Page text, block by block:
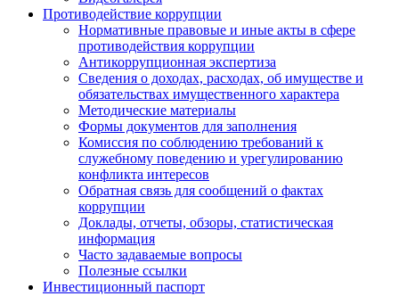
Противодействие коррупции
Нормативные правовые и иные акты в сфере
противодействия коррупции
Антикоррупционная экспертиза
Сведения о доходах, расходах, об имуществе и
обязательствах имущественного характера
Методические материалы
Формы документов для заполнения
Комиссия по соблюдению требований к
служебному поведению и урегулированию
конфликта интересов
Обратная связь для сообщений о фактах
коррупции
Доклады, отчеты, обзоры, статистическая
информация
Часто задаваемые вопросы
Полезные ссылки
Инвестиционный паспорт